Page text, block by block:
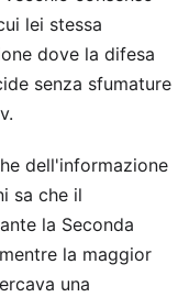
lei stessa
dove la difesa
senza sfumature
dell'informazione
sa che il
la Seconda
la maggior
una